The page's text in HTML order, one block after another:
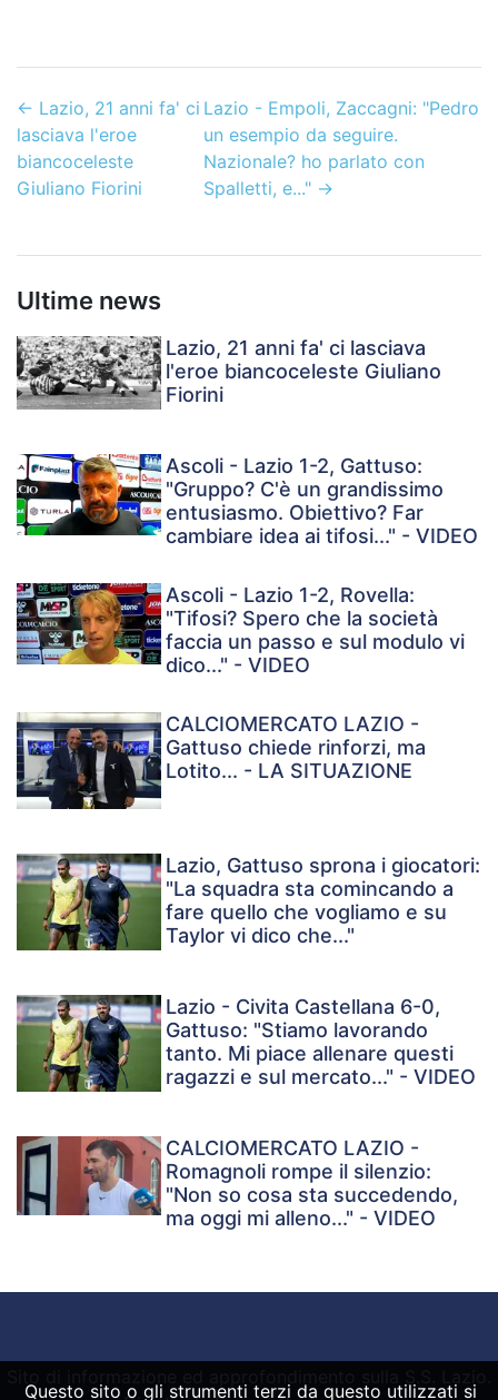
← Lazio, 21 anni fa' ci
lasciava l'eroe
biancoceleste
Giuliano Fiorini
Lazio - Empoli, Zaccagni: "Pedro
un esempio da seguire.
Nazionale? ho parlato con
Spalletti, e..."→
Ultime news
Lazio, 21 anni fa' ci lasciava
l'eroe biancoceleste Giuliano
Fiorini
Ascoli - Lazio 1-2, Gattuso:
"Gruppo? C'è un grandissimo
entusiasmo. Obiettivo? Far
cambiare idea ai tifosi..." - VIDEO
Ascoli - Lazio 1-2, Rovella:
"Tifosi? Spero che la società
faccia un passo e sul modulo vi
dico..." - VIDEO
CALCIOMERCATO LAZIO -
Gattuso chiede rinforzi, ma
Lotito... - LA SITUAZIONE
Lazio, Gattuso sprona i giocatori:
"La squadra sta comincando a
fare quello che vogliamo e su
Taylor vi dico che..."
Lazio - Civita Castellana 6-0,
Gattuso: "Stiamo lavorando
tanto. Mi piace allenare questi
ragazzi e sul mercato..." - VIDEO
CALCIOMERCATO LAZIO -
Romagnoli rompe il silenzio:
"Non so cosa sta succedendo,
ma oggi mi alleno..." - VIDEO
Questo sito o gli strumenti terzi da questo utilizzati si